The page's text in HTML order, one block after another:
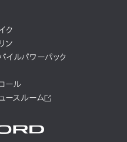
ク
ン
イルパワーパック
ール
ースルーム